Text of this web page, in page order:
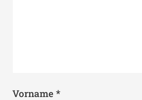
Vorname *